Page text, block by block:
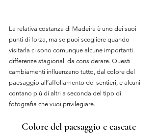
La relativa costanza di Madeira è uno dei suoi
punti di forza, ma se puoi scegliere quando
visitarla ci sono comunque alcune importanti
differenze stagionali da considerare. Questi
cambiamenti influenzano tutto, dal colore del
paesaggio all’affollamento dei sentieri, e alcuni
contano più di altri a seconda del tipo di
fotografia che vuoi privilegiare.
Colore del paesaggio e cascate